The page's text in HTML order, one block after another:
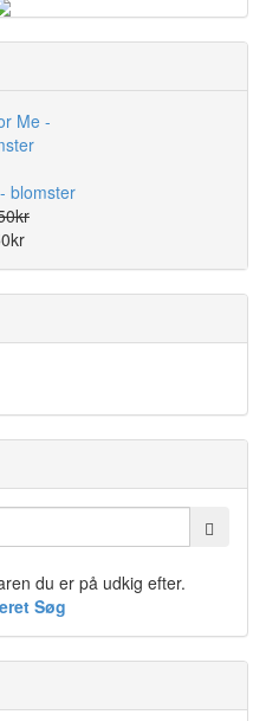
blomster
du er på udkig efter.
Søg